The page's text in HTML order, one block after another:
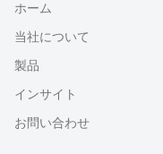
ホーム
当社について
製品
インサイト
お問い合わせ